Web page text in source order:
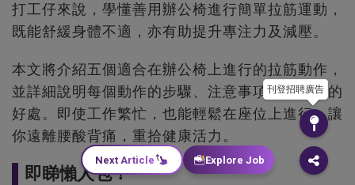
打工仔來說，學懂善用辦公椅進行簡單拉筋運動，
既能舒緩身體不適，亦有助提升專注力及減壓。
本文將介紹五個適合在辦公椅上進行的拉筋動作，
並詳細說明每個動作的步驟、注意事項及其帶來的
好處。即使工作繁忙，也能輕鬆在座位上進行，讓
你遠離腰酸背痛，重拾健康活力。
即睇懶人包！
刊登招聘廣告
Next Article Explore Job